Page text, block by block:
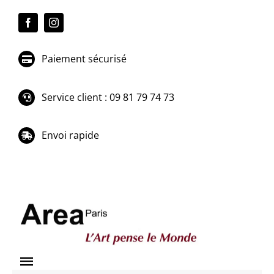
Paiement sécurisé
Service client : 09 81 79 74 73
Envoi rapide